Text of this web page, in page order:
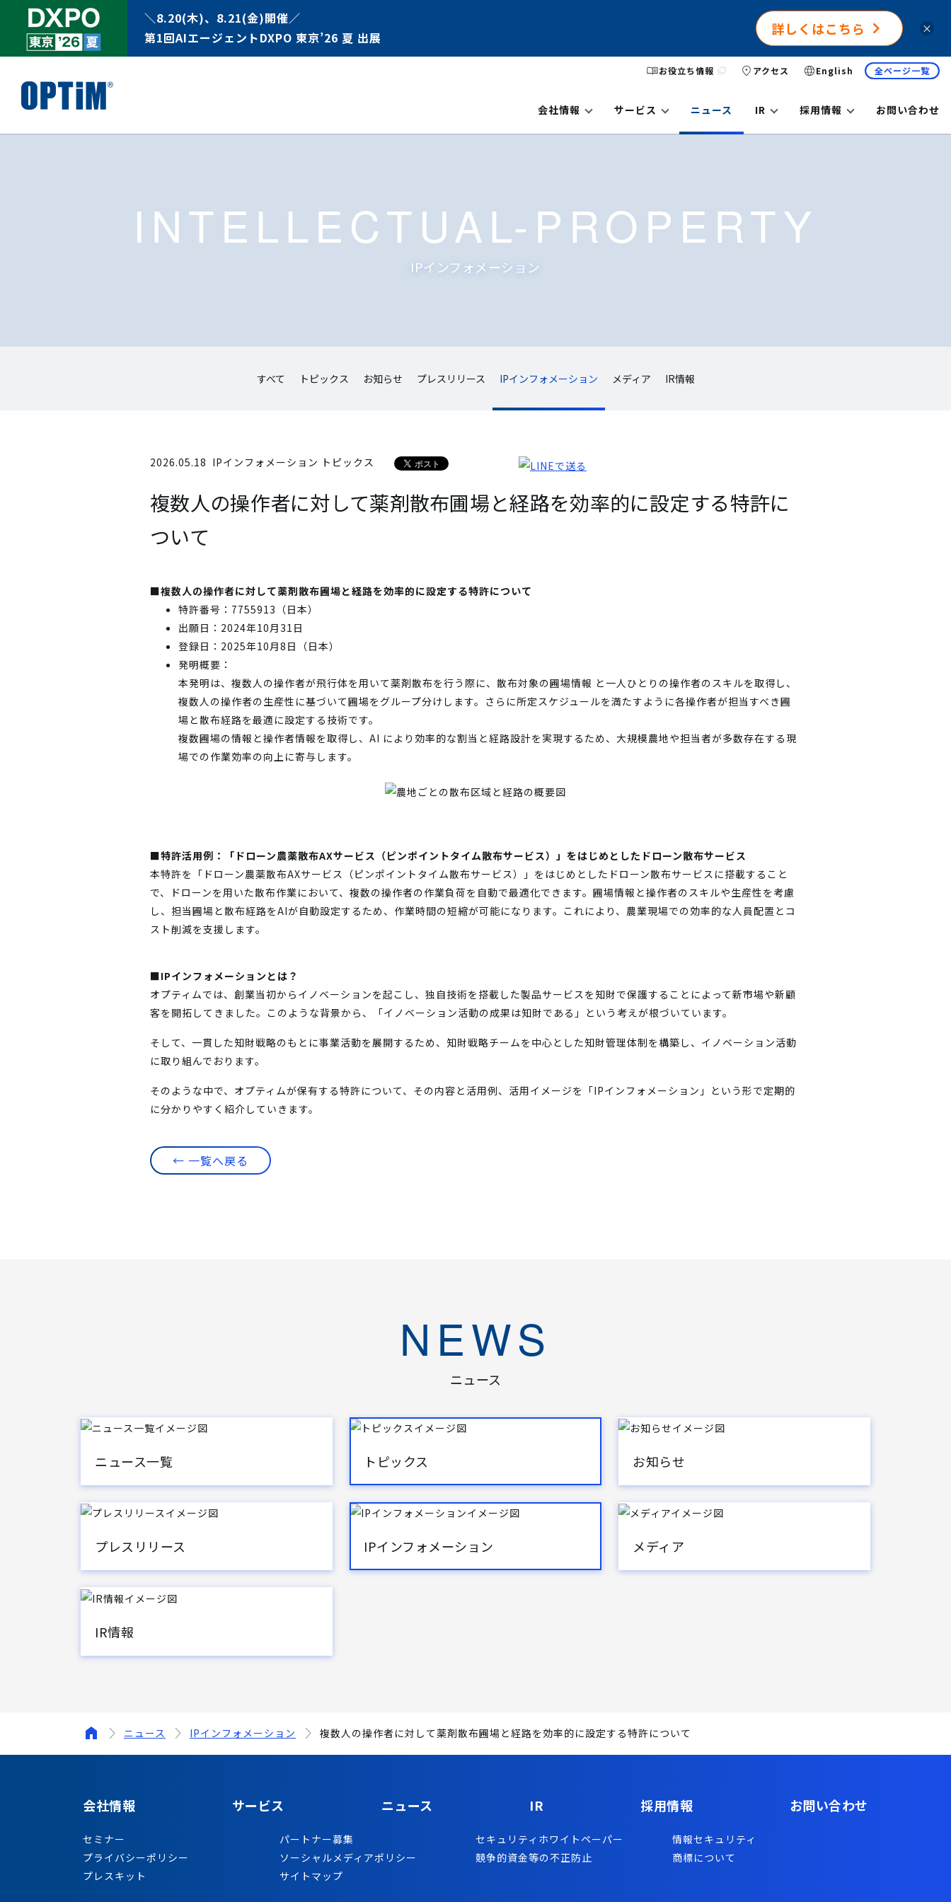
＼8.20(木)、8.21(金)開催／
第1回AIエージェントDXPO 東京’26 夏 出展
詳しくはこちら ×
お役立ち情報 アクセス English 全ページ一覧
会社情報 サービス ニュース IR 採用情報 お問い合わせ
INTELLECTUAL-PROPERTY
IPインフォメーション
すべて トピックス お知らせ プレスリリース IPインフォメーション メディア IR情報
2026.05.18 IPインフォメーション トピックス
複数人の操作者に対して薬剤散布圃場と経路を効率的に設定する特許に
ついて
■複数人の操作者に対して薬剤散布圃場と経路を効率的に設定する特許について
特許番号：7755913（日本）
出願日：2024年10月31日
登録日：2025年10月8日（日本）
発明概要：
本発明は、複数人の操作者が飛行体を用いて薬剤散布を行う際に、散布対象の圃場情報 と一人ひとりの操作者のスキルを取得し、
複数人の操作者の生産性に基づいて圃場をグループ分けします。さらに所定スケジュールを満たすように各操作者が担当すべき圃
場と散布経路を最適に設定する技術です。
複数圃場の情報と操作者情報を取得し、AI により効率的な割当と経路設計を実現するため、大規模農地や担当者が多数存在する現
場での作業効率の向上に寄与します。
■特許活用例：「ドローン農薬散布AXサービス（ピンポイントタイム散布サービス）」をはじめとしたドローン散布サービス
本特許を「ドローン農薬散布AXサービス（ピンポイントタイム散布サービス）」をはじめとしたドローン散布サービスに搭載すること
で、ドローンを用いた散布作業において、複数の操作者の作業負荷を自動で最適化できます。圃場情報と操作者のスキルや生産性を考慮
し、担当圃場と散布経路をAIが自動設定するため、作業時間の短縮が可能になります。これにより、農業現場での効率的な人員配置とコ
スト削減を支援します。
■IPインフォメーションとは？
オプティムでは、創業当初からイノベーションを起こし、独自技術を搭載した製品サービスを知財で保護することによって新市場や新顧
客を開拓してきました。このような背景から、「イノベーション活動の成果は知財である」という考えが根づいています。
そして、一貫した知財戦略のもとに事業活動を展開するため、知財戦略チームを中心とした知財管理体制を構築し、イノベーション活動
に取り組んでおります。
そのような中で、オプティムが保有する特許について、その内容と活用例、活用イメージを「IPインフォメーション」という形で定期的
に分かりやすく紹介していきます。
← 一覧へ戻る
NEWS
ニュース
ニュース一覧 トピックス お知らせ
プレスリリース IPインフォメーション メディア
IR情報
ニュース IPインフォメーション 複数人の操作者に対して薬剤散布圃場と経路を効率的に設定する特許について
会社情報 サービス ニュース IR 採用情報 お問い合わせ
セミナー パートナー募集 セキュリティホワイトペーパー
情報セキュリティ
プライバシーポリシー
ソーシャルメディアポリシー 競争的資金等の不正防止
商標について
プレスキット
サイトマップ